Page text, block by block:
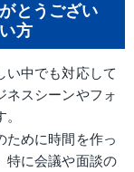
とうござい
方
い中でも対応して
ネスシーンやフォ
ために時間を作っ
特に会議や面談の